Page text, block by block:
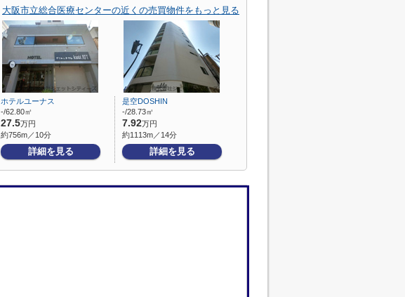
大阪市立総合医療センターの近くの売買物件をもっと見る
ホテルユーナス
-/62.80㎡
27.5万円
約756m／10分
詳細を見る
是空DOSHIN
-/28.73㎡
7.92万円
約1113m／14分
詳細を見る